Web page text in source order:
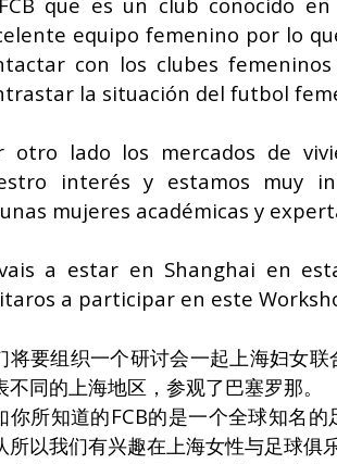
equipo femenino por lo
con los clubes
la situación del futbol
otro lado los mercados de
interés y estamos muy
mujeres académicas y
a estar en Shanghai en
a participar en este
将要组织一个研讨会一起上海妇女
不同的上海地区，参观了巴塞罗那。
你所知道的FCB的是一个全球知名
所以我们有兴趣在上海女性与足球俱